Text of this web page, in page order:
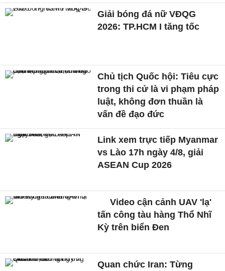
Giải bóng đá nữ VĐQG
2026: TP.HCM I tăng tốc
Chủ tịch Quốc hội: Tiêu cực
trong thi cử là vi phạm pháp
luật, không đơn thuần là
vấn đề đạo đức
Link xem trực tiếp Myanmar
vs Lào 17h ngày 4/8, giải
ASEAN Cup 2026
Video cận cảnh UAV 'lạ'
tấn công tàu hàng Thổ Nhĩ
Kỳ trên biển Đen
Quan chức Iran: Từng